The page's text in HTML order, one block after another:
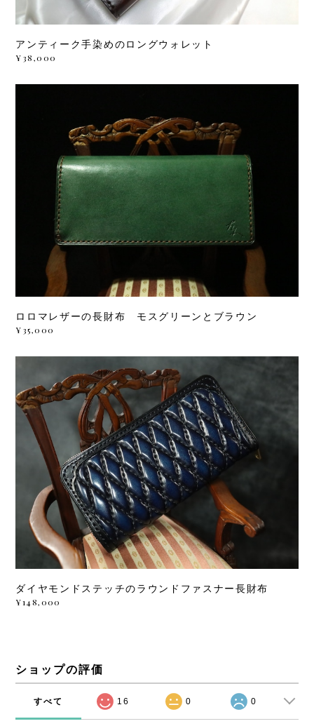
アンティーク手染めのロングウォレット
¥38,000
ロロマレザーの長財布 モスグリーンとブラウン
¥35,000
ダイヤモンドステッチのラウンドファスナー長財布
¥148,000
ショップの評価
すべて 16 0 0